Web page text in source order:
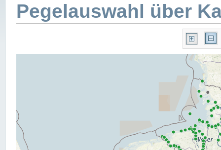
Pegelauswahl über